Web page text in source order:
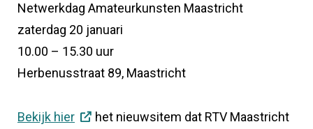
Netwerkdag Amateurkunsten Maastricht
zaterdag 20 januari
10.00 – 15.30 uur
Herbenusstraat 89, Maastricht
Bekijk hier
het nieuwsitem dat RTV Maastricht